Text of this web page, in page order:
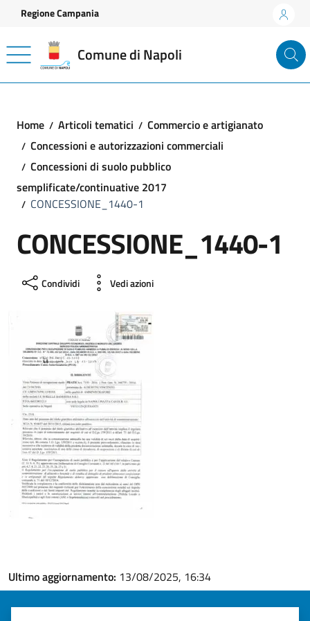
Vai ai contenuti
Vai al footer
Regione Campania
Comune di Napoli
Home Articoli tematici
Commercio e artigianato
Concessioni e autorizzazioni commerciali
Concessioni di suolo pubblico
semplificate/continuative 2017
CONCESSIONE_1440-1
CONCESSIONE_1440-1
Condividi Vedi azioni
Ultimo aggiornamento: 13/08/2025, 16:34